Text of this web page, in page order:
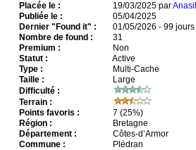
Placée le : 19/03/2025 par
Publiée le :
05/04/2025
Dernier "Found it" :
01/05/2026 - 99 jours
Nombre de found :
31
Premium :
Non
Statut :
Active
Type :
Multi-Cache
Taille :
Large
Difficulté :
Terrain :
Points favoris :
7 (25%)
Région :
Bretagne
Département :
Côtes-d’Armor
Commune :
Plédran